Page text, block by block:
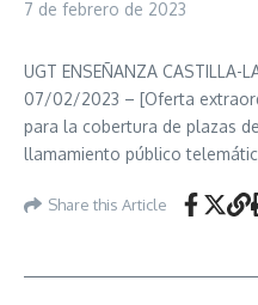
7 de febrero de 2023
UGT ENSEÑANZA CASTILLA-
07/02/2023 – [Oferta
para la cobertura de plazas
llamamiento público
Share this Article